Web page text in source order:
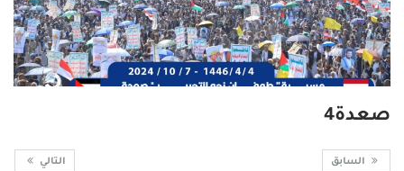
صعدة4
التالي السابق